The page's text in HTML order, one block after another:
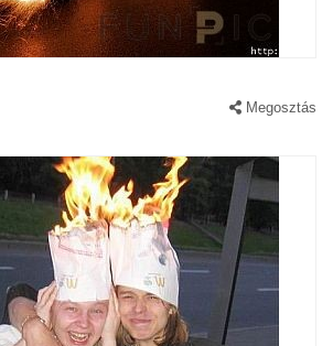
Megosztás